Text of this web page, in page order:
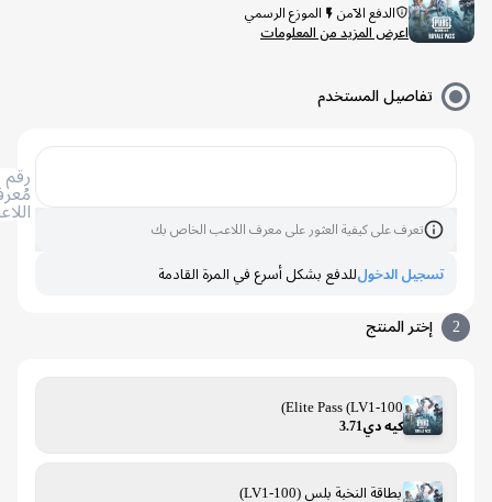
أفضل العروض على ألعابك المفضلة
تقييم +4.5 على متجر Google Play وApp Store
الدفع الآمن
الموزع الرسمي
اعرض المزيد من المعلومات
تفاصيل المستخدم
مُعرف
اللاعب
تعرف على كيفية العثور على معرف اللاعب الخاص بك
تسجيل الدخول للدفع بشكل أسرع في المرة القادمة
إختر المنتج
Elite Pass (LV1-100)
كيه دي3.71
بطاقة النخبة بلس (LV1-100)